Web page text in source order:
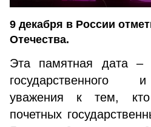
9 декабря в России
Отечества.
Эта памятная дата –
государственного
уважения к тем,
почетных